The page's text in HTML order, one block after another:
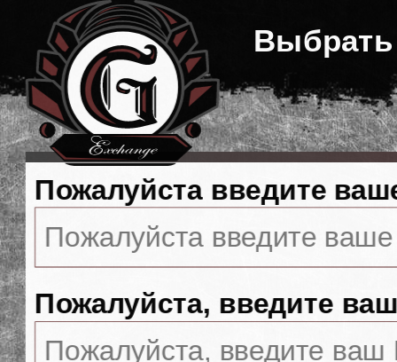
Пожалуйста введите
Пожалуйста, введите